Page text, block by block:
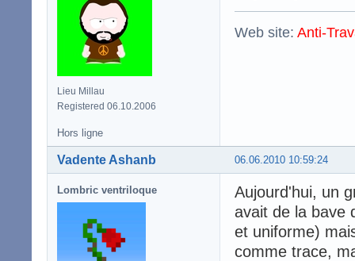
Lieu Millau
Registered 06.10.2006
Web site: Anti-
Hors ligne
06.06.2010 10:59:24
Vadente Ashanb
Lombric ventriloque
Aujourd'hui, un
avait de la bave
et uniforme)
comme trace,